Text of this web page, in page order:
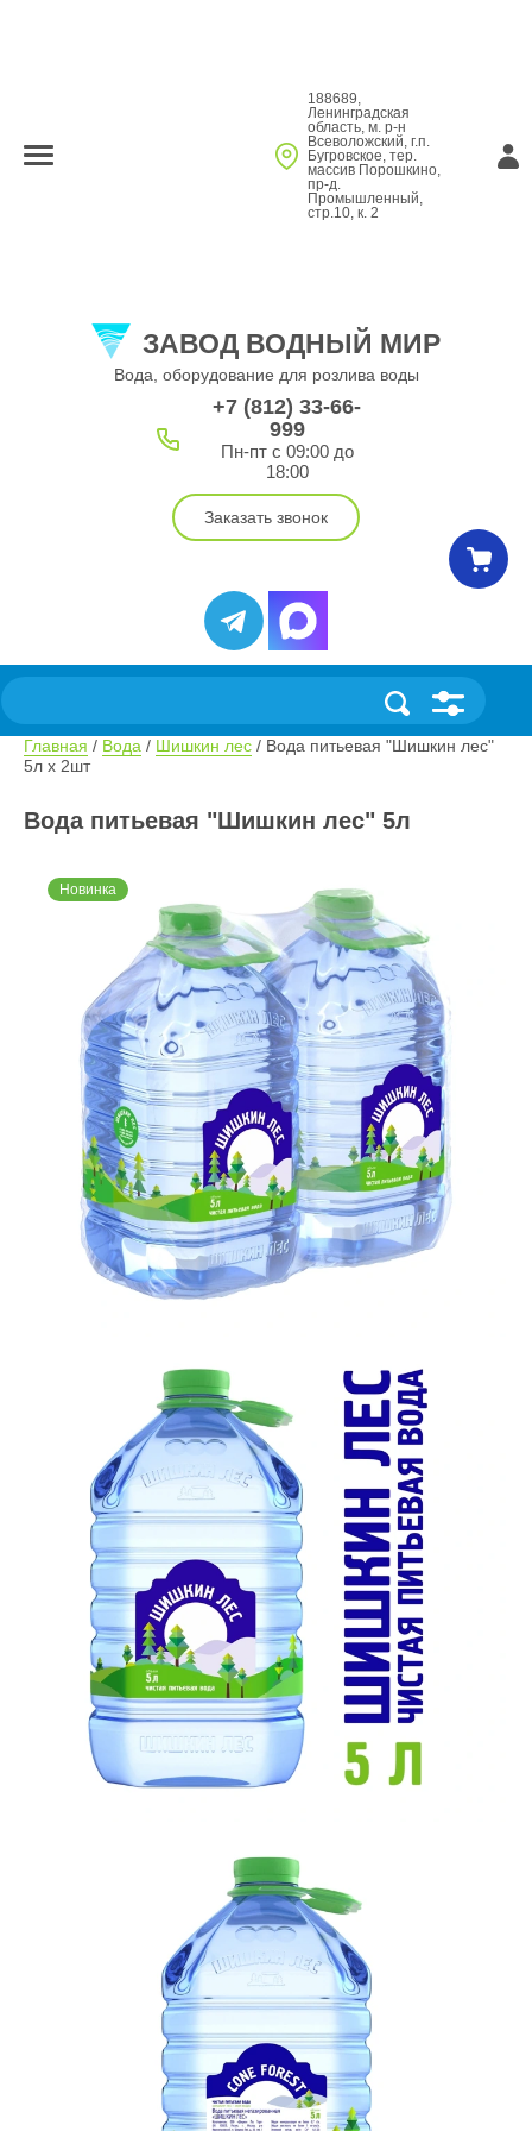
188689,
Ленинградская
область, м. р-н
Всеволожский, г.п.
Бугровское, тер.
массив Порошкино,
пр-д.
Промышленный,
стр.10, к. 2
ЗАВОД ВОДНЫЙ МИР
Вода, оборудование для розлива воды
+7 (812) 33-66-
999
Пн-пт с 09:00 до
18:00
Заказать звонок
Главная / Вода / Шишкин лес / Вода питьевая "Шишкин лес"
5л х 2шт
Вода питьевая "Шишкин лес" 5л
Новинка